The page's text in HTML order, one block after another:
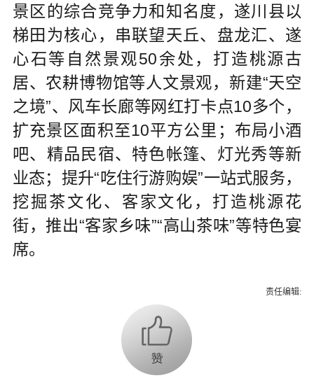
景区的综合竞争力和知名度，遂川县以
梯田为核心，串联望天丘、盘龙汇、遂
心石等自然景观50余处，打造桃源古
居、农耕博物馆等人文景观，新建“天空
之境”、风车长廊等网红打卡点10多个，
扩充景区面积至10平方公里；布局小酒
吧、精品民宿、特色帐篷、灯光秀等新
业态；提升“吃住行游购娱”一站式服务，
挖掘茶文化、客家文化，打造桃源花
街，推出“客家乡味”“高山茶味”等特色宴
席。
责任编辑: